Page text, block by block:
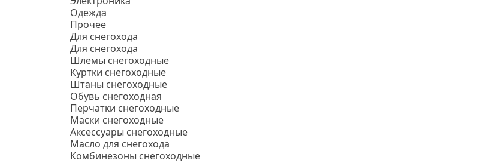
Одежда
Прочее
Для снегохода
Для снегохода
Шлемы снегоходные
Куртки снегоходные
Штаны снегоходные
Обувь снегоходная
Перчатки снегоходные
Маски снегоходные
Аксессуары снегоходные
Масло для снегохода
Комбинезоны снегоходные